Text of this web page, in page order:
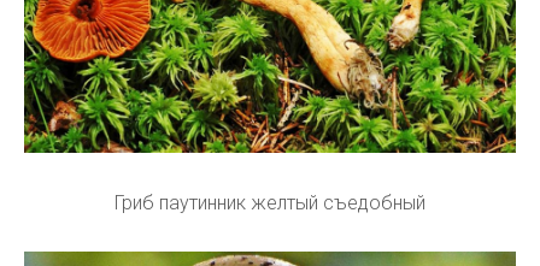
Гриб паутинник желтый съедобный